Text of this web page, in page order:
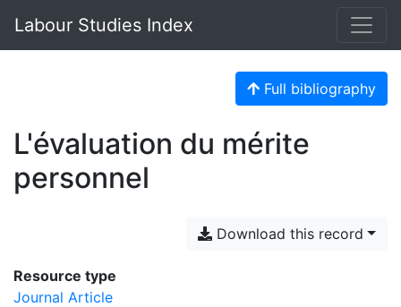
Labour Studies Index
Full bibliography
L'évaluation du mérite
personnel
Download this record
Resource type
Journal Article